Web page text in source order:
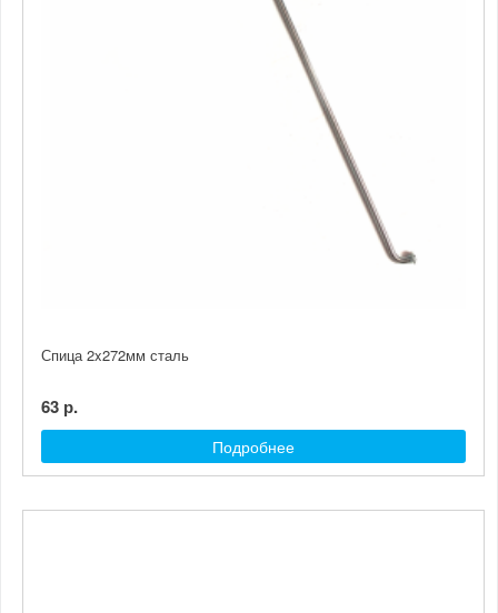
Спица 2x272мм сталь
63 р.
Подробнее